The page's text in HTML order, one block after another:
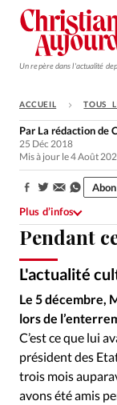
Un repère dans l'actualité
Monde
Opinions
Tous les articles
Faire un don
Emploi
Se connecter
Édition:
Devise: CHF
ACCUEIL TOUS
Pendant
L'actualité
Par La rédaction de
25 Déc 2018
Mis à jour le 4 Août
Partager:
Plus d’infos
Le 5 décembre,
lors de
C’est ce que lui
président des
trois mois
avons été amis